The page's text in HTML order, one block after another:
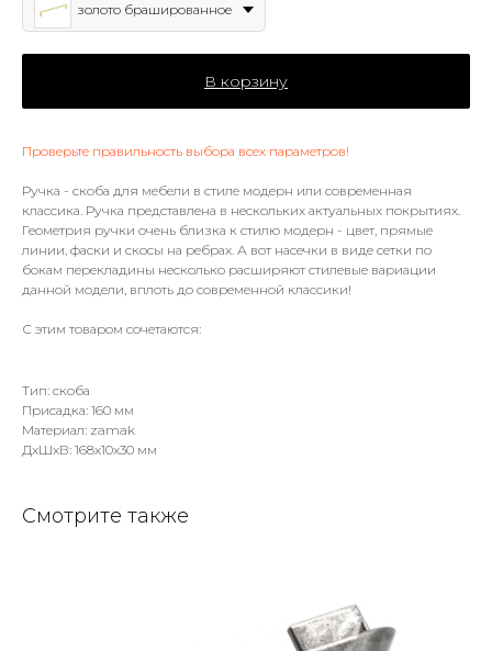
золото брашированное
В корзину
Проверьте правильность выбора всех параметров!
Ручка - скоба для мебели в стиле модерн или современная
классика. Ручка представлена в нескольких актуальных покрытиях.
Геометрия ручки очень близка к стилю модерн - цвет, прямые
линии, фаски и скосы на ребрах. А вот насечки в виде сетки по
бокам перекладины несколько расширяют стилевые вариации
данной модели, вплоть до современной классики!
С этим товаром сочетаются:
Тип: скоба
Присадка: 160 мм
Материал: zamak
ДxШxВ: 168x10x30 мм
Смотрите также